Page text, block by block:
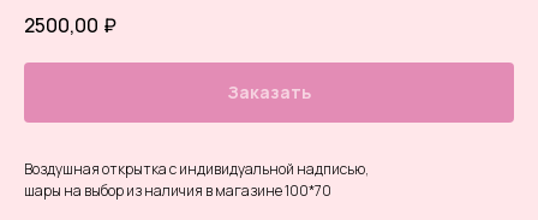
2500,00 ₽
Заказать
Воздушная открытка с индивидуальной надписью,
шары на выбор из наличия в магазине 100*70